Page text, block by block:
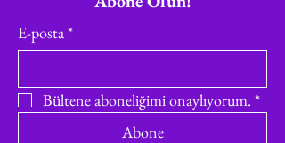
E-posta*
Bültene aboneliğimi onaylıyorum. *
Abone